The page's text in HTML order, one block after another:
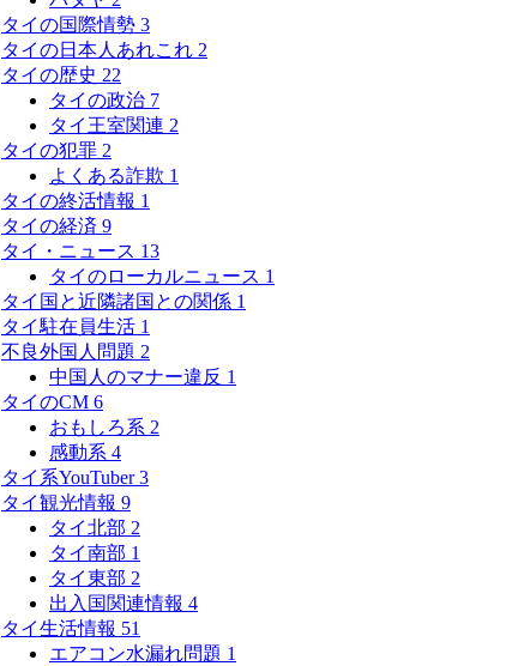
タイの国際情勢 3
タイの日本人あれこれ 2
タイの歴史 22
タイの政治 7
タイ王室関連 2
タイの犯罪 2
よくある詐欺 1
タイの終活情報 1
タイの経済 9
タイ・ニュース 13
タイのローカルニュース 1
タイ国と近隣諸国との関係 1
タイ駐在員生活 1
不良外国人問題 2
中国人のマナー違反 1
タイのCM 6
おもしろ系 2
感動系 4
タイ系YouTuber3
タイ観光情報 9
タイ北部 2
タイ南部 1
タイ東部 2
出入国関連情報 4
タイ生活情報 51
エアコン水漏れ問題 1